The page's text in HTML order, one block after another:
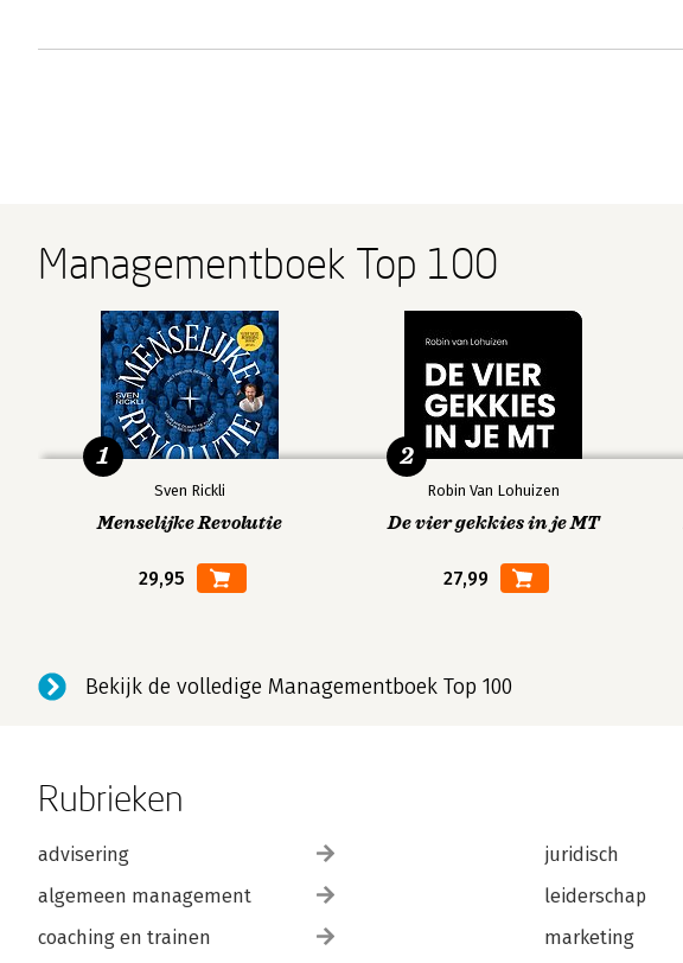
Managementboek Top 100
Sven Rickli
Menselijke Revolutie
29,95
1
Robin Van Lohuizen
De vier gekkies in je MT
27,99
2
Bekijk de volledige Managementboek Top 100
Rubrieken
advisering
algemeen management
coaching en trainen
juridisch
leiderschap
marketing